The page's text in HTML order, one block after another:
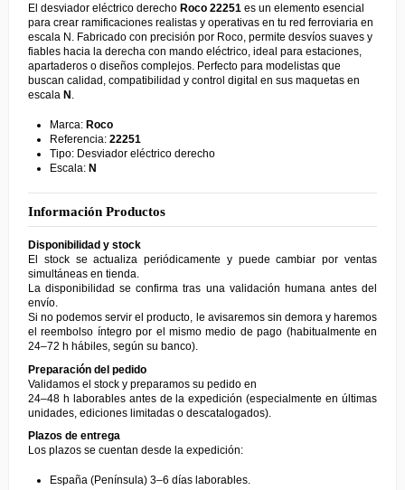
El desviador eléctrico derecho Roco 22251 es un elemento esencial
para crear ramificaciones realistas y operativas en tu red ferroviaria en
escala N. Fabricado con precisión por Roco, permite desvíos suaves y
fiables hacia la derecha con mando eléctrico, ideal para estaciones,
apartaderos o diseños complejos. Perfecto para modelistas que
buscan calidad, compatibilidad y control digital en sus maquetas en
escala N.
Marca: Roco
Referencia: 22251
Tipo: Desviador eléctrico derecho
Escala: N
Información Productos
Disponibilidad y stock
El stock se actualiza periódicamente y puede cambiar por ventas
simultáneas en tienda.
La disponibilidad se confirma tras una validación humana antes del
envío.
Si no podemos servir el producto, le avisaremos sin demora y haremos
el reembolso íntegro por el mismo medio de pago (habitualmente en
24–72 h hábiles, según su banco).
Preparación del pedido
Validamos el stock y preparamos su pedido en
24–48 h laborables antes de la expedición (especialmente en últimas
unidades, ediciones limitadas o descatalogados).
Plazos de entrega
Los plazos se cuentan desde la expedición:
España (Península) 3–6 días laborables.